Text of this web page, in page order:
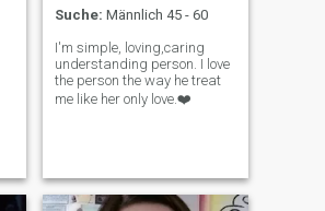
Suche: Männlich 45 - 60
I'm simple, loving,caring
understanding person. I love
the person the way he treat
me like her only love.❤️